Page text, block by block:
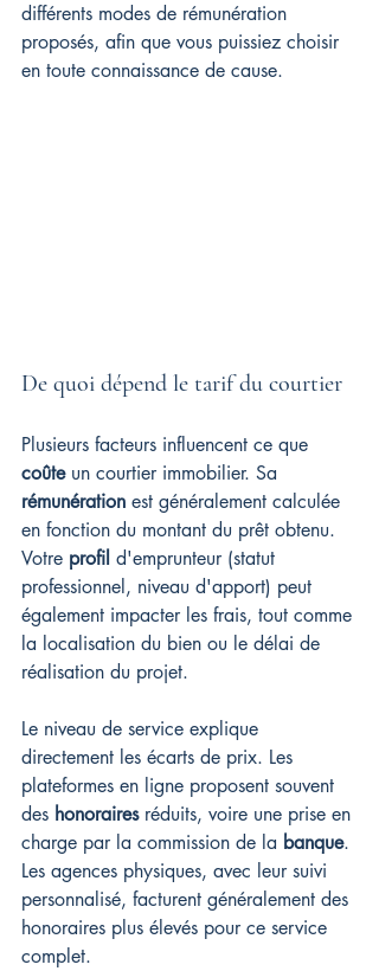
différents modes de rémunération
proposés, afin que vous puissiez choisir
en toute connaissance de cause.
De quoi dépend le tarif du courtier
Plusieurs facteurs influencent ce que
coûte un courtier immobilier. Sa
rémunération est généralement calculée
en fonction du montant du prêt obtenu.
Votre profil d'emprunteur (statut
professionnel, niveau d'apport) peut
également impacter les frais, tout comme
la localisation du bien ou le délai de
réalisation du projet.
Le niveau de service explique
directement les écarts de prix. Les
plateformes en ligne proposent souvent
des honoraires réduits, voire une prise en
charge par la commission de la banque.
Les agences physiques, avec leur suivi
personnalisé, facturent généralement des
honoraires plus élevés pour ce service
complet.